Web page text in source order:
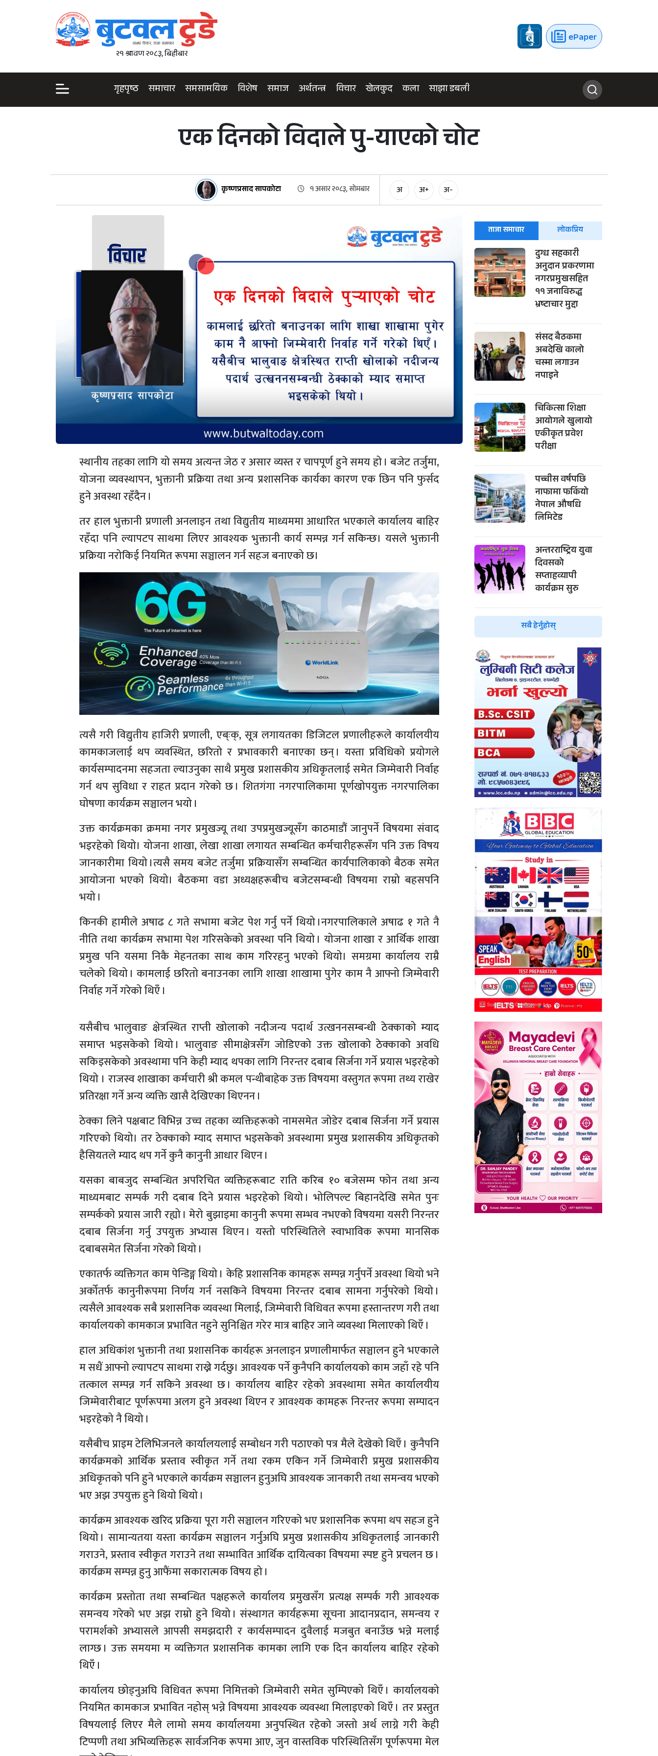
२१ श्रावण २०८३, बिहीबार
ePaper
गृहपृष्ठ समाचार समसामयिक विशेष समाज अर्थतन्त्र विचार खेलकुद कला साझा डबली
एक दिनको विदाले पु-याएको चोट
कृष्णप्रसाद सापकोटा १ असार २०८३, सोमबार अ अ+ अ-
स्थानीय तहका लागि यो समय अत्यन्त जेठ र असार व्यस्त र चापपूर्ण हुने समय हो । बजेट तर्जुमा,
योजना व्यवस्थापन, भुक्तानी प्रक्रिया तथा अन्य प्रशासनिक कार्यका कारण एक छिन पनि फुर्सद
हुने अवस्था रहँदैन ।
तर हाल भुक्तानी प्रणाली अनलाइन तथा विद्युतीय माध्यममा आधारित भएकाले कार्यालय बाहिर
रहँदा पनि ल्यापटप साथमा लिएर आवश्यक भुक्तानी कार्य सम्पन्न गर्न सकिन्छ। यसले भुक्तानी
प्रक्रिया नरोकिई नियमित रूपमा सञ्चालन गर्न सहज बनाएको छ।
त्यसै गरी विद्युतीय हाजिरी प्रणाली, एब्ःक्, सूत्र लगायतका डिजिटल प्रणालीहरूले कार्यालयीय
कामकाजलाई थप व्यवस्थित, छरितो र प्रभावकारी बनाएका छन् । यस्ता प्रविधिको प्रयोगले
कार्यसम्पादनमा सहजता ल्याउनुका साथै प्रमुख प्रशासकीय अधिकृतलाई समेत जिम्मेवारी निर्वाह
गर्न थप सुविधा र राहत प्रदान गरेको छ । शितगंगा नगरपालिकामा पूर्णखोपयुक्त नगरपालिका
घोषणा कार्यक्रम सञ्चालन भयो ।
उक्त कार्यक्रमका क्रममा नगर प्रमुखज्यू तथा उपप्रमुखज्यूसँग काठमाडौं जानुपर्ने विषयमा संवाद
भइरहेको थियो। योजना शाखा, लेखा शाखा लगायत सम्बन्धित कर्मचारीहरूसँग पनि उक्त विषय
जानकारीमा थियो ।त्यसै समय बजेट तर्जुमा प्रक्रियासँग सम्बन्धित कार्यपालिकाको बैठक समेत
आयोजना भएको थियो। बैठकमा वडा अध्यक्षहरूबीच बजेटसम्बन्धी विषयमा राम्रो बहसपनि
भयो ।
किनकी हामीले अषाढ ८ गते सभामा बजेट पेश गर्नु पर्ने थियो ।नगरपालिकाले अषाढ १ गते नै
नीति तथा कार्यक्रम सभामा पेश गरिसकेको अवस्था पनि थियो । योजना शाखा र आर्थिक शाखा
प्रमुख पनि यसमा निकै मेहनतका साथ काम गरिरहनु भएको थियो। समग्रमा कार्यालय राम्रै
चलेको थियो । कामलाई छरितो बनाउनका लागि शाखा शाखामा पुगेर काम नै आफ्नो जिम्मेवारी
निर्वाह गर्ने गरेको थिएँ ।
यसैबीच भालुवाङ क्षेत्रस्थित राप्ती खोलाको नदीजन्य पदार्थ उत्खननसम्बन्धी ठेक्काको म्याद
समाप्त भइसकेको थियो । भालुवाङ सीमाक्षेत्रसँग जोडिएको उक्त खोलाको ठेक्काको अवधि
सकिइसकेको अवस्थामा पनि केही म्याद थपका लागि निरन्तर दबाब सिर्जना गर्ने प्रयास भइरहेको
थियो । राजस्व शाखाका कर्मचारी श्री कमल पन्थीबाहेक उक्त विषयमा वस्तुगत रूपमा तथ्य राखेर
प्रतिरक्षा गर्ने अन्य व्यक्ति खासै देखिएका थिएनन ।
ठेक्का लिने पक्षबाट विभिन्न उच्च तहका व्यक्तिहरूको नामसमेत जोडेर दबाब सिर्जना गर्ने प्रयास
गरिएको थियो। तर ठेक्काको म्याद समाप्त भइसकेको अवस्थामा प्रमुख प्रशासकीय अधिकृतको
हैसियतले म्याद थप गर्ने कुनै कानुनी आधार थिएन ।
यसका बाबजुद सम्बन्धित अपरिचित व्यक्तिहरूबाट राति करिब १० बजेसम्म फोन तथा अन्य
माध्यमबाट सम्पर्क गरी दबाब दिने प्रयास भइरहेको थियो । भोलिपल्ट बिहानदेखि समेत पुनः
सम्पर्कको प्रयास जारी रह्यो । मेरो बुझाइमा कानुनी रूपमा सम्भव नभएको विषयमा यसरी निरन्तर
दबाब सिर्जना गर्नु उपयुक्त अभ्यास थिएन । यस्तो परिस्थितिले स्वाभाविक रूपमा मानसिक
दबाबसमेत सिर्जना गरेको थियो ।
एकातर्फ व्यक्तिगत काम पेन्डिङ्ग थियो । केहि प्रशासनिक कामहरू सम्पन्न गर्नुपर्ने अवस्था थियो भने
अर्कोतर्फ कानुनीरूपमा निर्णय गर्न नसकिने विषयमा निरन्तर दबाब सामना गर्नुपरेको थियो ।
त्यसैले आवश्यक सबै प्रशासनिक व्यवस्था मिलाई, जिम्मेवारी विधिवत रूपमा हस्तान्तरण गरी तथा
कार्यालयको कामकाज प्रभावित नहुने सुनिश्चित गरेर मात्र बाहिर जाने व्यवस्था मिलाएको थिएँ ।
हाल अधिकांश भुक्तानी तथा प्रशासनिक कार्यहरू अनलाइन प्रणालीमार्फत सञ्चालन हुने भएकाले
म सधैं आफ्नो ल्यापटप साथमा राख्ने गर्दछु। आवश्यक पर्ने कुनैपनि कार्यालयको काम जहाँ रहे पनि
तत्काल सम्पन्न गर्न सकिने अवस्था छ । कार्यालय बाहिर रहेको अवस्थामा समेत कार्यालयीय
जिम्मेवारीबाट पूर्णरूपमा अलग हुने अवस्था थिएन र आवश्यक कामहरू निरन्तर रूपमा सम्पादन
भइरहेको नै थियो ।
यसैबीच प्राइम टेलिभिजनले कार्यालयलाई सम्बोधन गरी पठाएको पत्र मैले देखेको थिएँ । कुनैपनि
कार्यक्रमको आर्थिक प्रस्ताव स्वीकृत गर्ने तथा रकम एकिन गर्ने जिम्मेवारी प्रमुख प्रशासकीय
अधिकृतको पनि हुने भएकाले कार्यक्रम सञ्चालन हुनुअघि आवश्यक जानकारी तथा समन्वय भएको
भए अझ उपयुक्त हुने थियो थियो ।
कार्यक्रम आवश्यक खरिद प्रक्रिया पूरा गरी सञ्चालन गरिएको भए प्रशासनिक रूपमा थप सहज हुने
थियो । सामान्यतया यस्ता कार्यक्रम सञ्चालन गर्नुअघि प्रमुख प्रशासकीय अधिकृतलाई जानकारी
गराउने, प्रस्ताव स्वीकृत गराउने तथा सम्भावित आर्थिक दायित्वका विषयमा स्पष्ट हुने प्रचलन छ ।
कार्यक्रम सम्पन्न हुनु आफैंमा सकारात्मक विषय हो ।
कार्यक्रम प्रस्तोता तथा सम्बन्धित पक्षहरूले कार्यालय प्रमुखसँग प्रत्यक्ष सम्पर्क गरी आवश्यक
समन्वय गरेको भए अझ राम्रो हुने थियो । संस्थागत कार्यहरूमा सूचना आदानप्रदान, समन्वय र
परामर्शको अभ्यासले आपसी समझदारी र कार्यसम्पादन दुवैलाई मजबुत बनाउँछ भन्ने मलाई
लाग्छ । उक्त समयमा म व्यक्तिगत प्रशासनिक कामका लागि एक दिन कार्यालय बाहिर रहेको
थिएँ ।
कार्यालय छोड्नुअघि विधिवत रूपमा निमित्तको जिम्मेवारी समेत सुम्पिएको थिएँ । कार्यालयको
नियमित कामकाज प्रभावित नहोस् भन्ने विषयमा आवश्यक व्यवस्था मिलाइएको थिएँ । तर प्रस्तुत
विषयलाई लिएर मैले लामो समय कार्यालयमा अनुपस्थित रहेको जस्तो अर्थ लाग्ने गरी केही
टिप्पणी तथा अभिव्यक्तिहरू सार्वजनिक रूपमा आए, जुन वास्तविक परिस्थितिसँग पूर्णरूपमा मेल
ताजा समाचार लोकप्रिय
दुग्ध सहकारी
अनुदान प्रकरणमा
नगरप्रमुखसहित
११ जनाविरुद्ध
भ्रष्टाचार मुद्दा
संसद बैठकमा
अबदेखि कालो
चस्मा लगाउन
नपाइने
चिकित्सा शिक्षा
आयोगले खुलायो
एकीकृत प्रवेश
परीक्षा
पच्चीस वर्षपछि
नाफामा फर्कियो
नेपाल औषधि
लिमिटेड
अन्तरराष्ट्रिय युवा
दिवसको
सप्ताहव्यापी
कार्यक्रम सुरु
सबै हेर्नुहोस्